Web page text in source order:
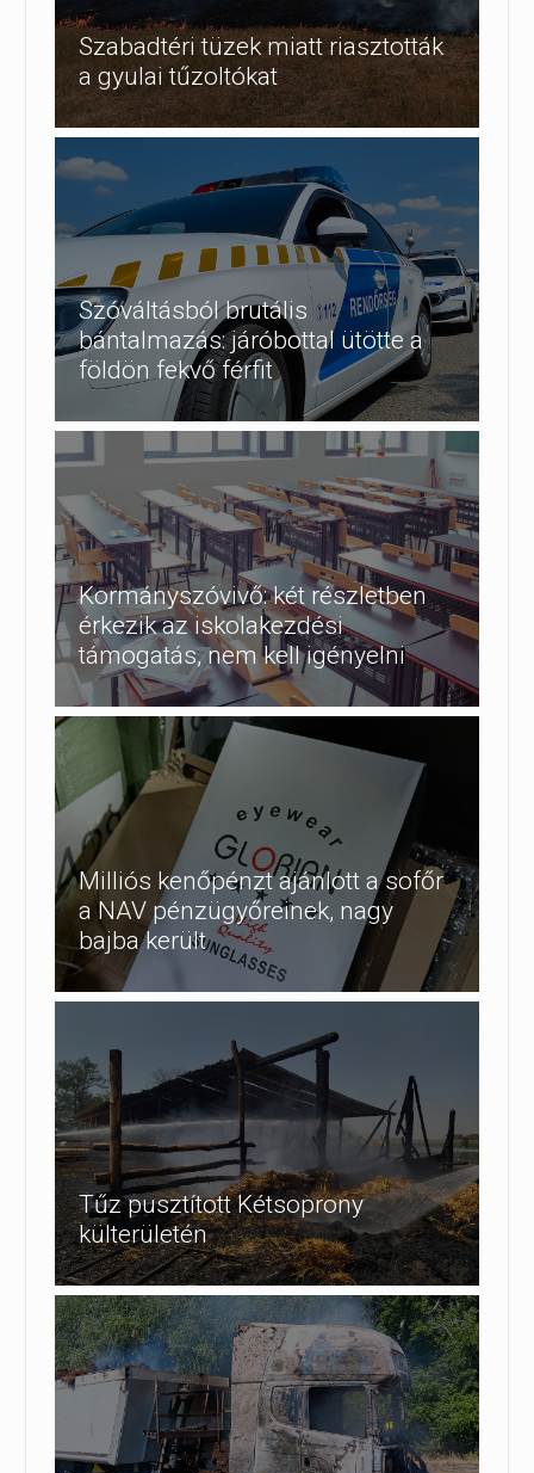
Szabadtéri tüzek miatt riasztották
a gyulai tűzoltókat
Szóváltásból brutális
bántalmazás: járóbottal ütötte a
földön fekvő férfit
Kormányszóvivő: két részletben
érkezik az iskolakezdési
támogatás, nem kell igényelni
Milliós kenőpénzt ajánlott a sofőr
a NAV pénzügyőreinek, nagy
bajba került
Tűz pusztított Kétsoprony
külterületén